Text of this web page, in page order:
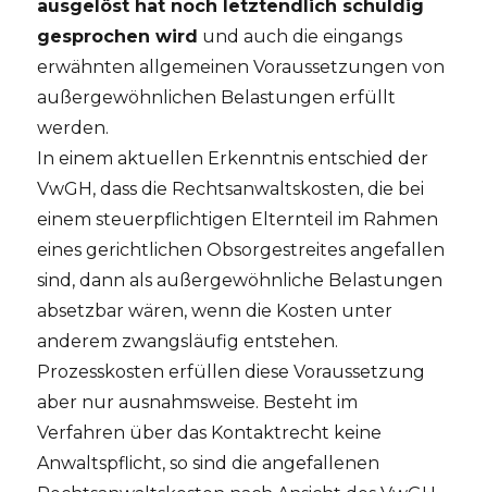
ausgelöst hat noch letztendlich schuldig
gesprochen wird und auch die eingangs
erwähnten allgemeinen Voraussetzungen von
außergewöhnlichen Belastungen erfüllt
werden.
In einem aktuellen Erkenntnis entschied der
VwGH, dass die Rechtsanwaltskosten, die bei
einem steuerpflichtigen Elternteil im Rahmen
eines gerichtlichen Obsorgestreites angefallen
sind, dann als außergewöhnliche Belastungen
absetzbar wären, wenn die Kosten unter
anderem zwangsläufig entstehen.
Prozesskosten erfüllen diese Voraussetzung
aber nur ausnahmsweise. Besteht im
Verfahren über das Kontaktrecht keine
Anwaltspflicht, so sind die angefallenen